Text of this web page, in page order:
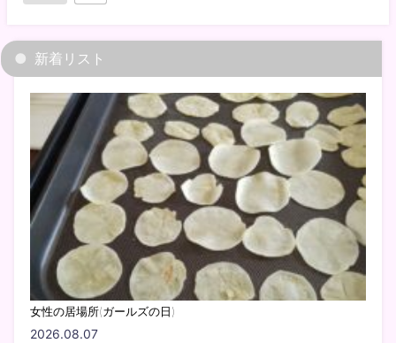
新着リスト
女性の居場所(ガールズの日)
2026.08.07